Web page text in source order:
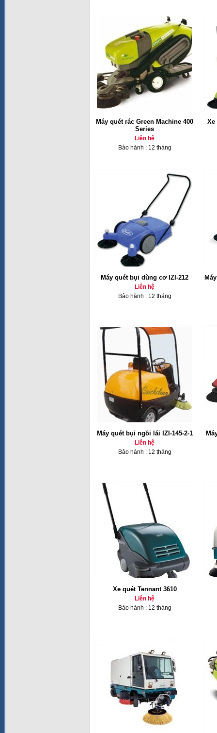
Máy quét rác Green Machine 400
Series
Liên hệ
Bảo hành : 12 tháng
Xe
Máy quét bụi dùng cơ IZI-212
Liên hệ
Bảo hành : 12 tháng
Máy quét bụi ngồi lái IZI-145-2-1
Liên hệ
Bảo hành : 12 tháng
Xe quét Tennant 3610
Liên hệ
Bảo hành : 12 tháng